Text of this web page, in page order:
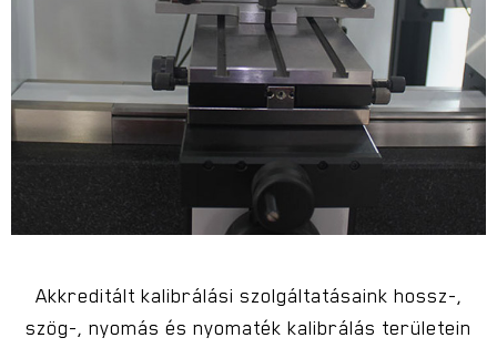
Akkreditált kalibrálási szolgáltatásaink hossz-,
szög-, nyomás és nyomaték kalibrálás területein